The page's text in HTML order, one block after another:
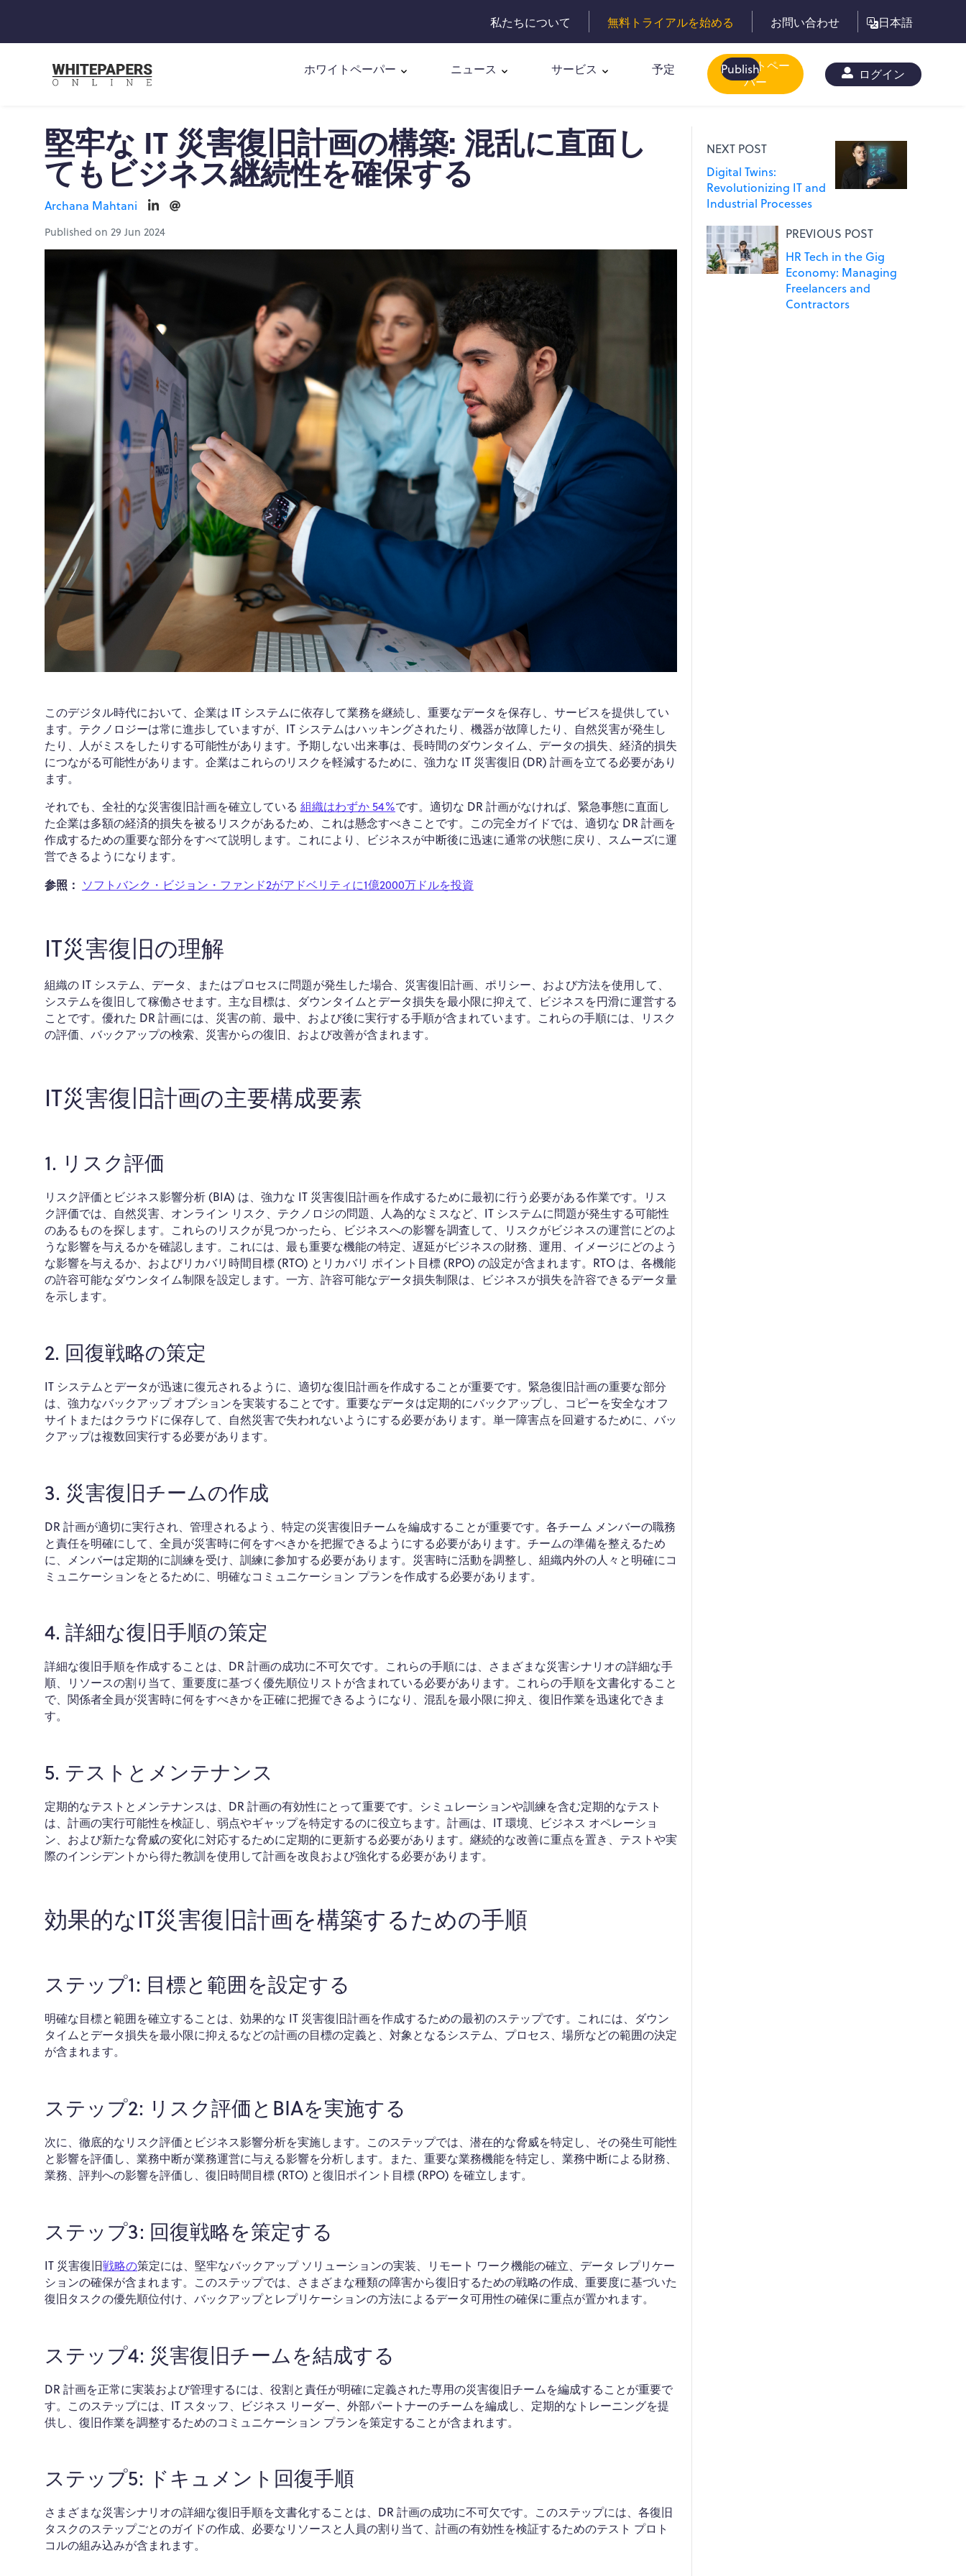
私たちについて 無料トライアルを始める お問い合わせ 日本語
ホワイトペーパー ニュース サービス 予定 Publish
ホワイトペー
パー
ログイン
堅牢な IT 災害復旧計画の構築: 混乱に直面し
てもビジネス継続性を確保する
Archana Mahtani
Published on 29 Jun 2024
このデジタル時代において、企業は IT システムに依存して業務を継続し、重要なデータを保存し、サービスを提供してい
ます。テクノロジーは常に進歩していますが、IT システムはハッキングされたり、機器が故障したり、自然災害が発生し
たり、人がミスをしたりする可能性があります。予期しない出来事は、長時間のダウンタイム、データの損失、経済的損失
につながる可能性があります。企業はこれらのリスクを軽減するために、強力な IT 災害復旧 (DR) 計画を立てる必要があり
ます。
それでも、 全社的な災害復旧計画を確立している 組織はわずか 54%です。適切な DR 計画がなければ、緊急事態に直面し
た企業は多額の経済的損失を被るリスクがあるため、これは懸念すべきことです。この完全ガイドでは、適切な DR 計画を
作成するための重要な部分をすべて説明します。これにより、ビジネスが中断後に迅速に通常の状態に戻り、スムーズに運
営できるようになります。
参照： ソフトバンク・ビジョン・ファンド2がアドベリティに1億2000万ドルを投資
IT災害復旧の理解
組織の IT システム、データ、またはプロセスに問題が発生した場合、災害復旧計画、ポリシー、および方法を使用して、
システムを復旧して稼働させます。主な目標は、ダウンタイムとデータ損失を最小限に抑えて、ビジネスを円滑に運営する
ことです。優れた DR 計画には、災害の前、最中、および後に実行する手順が含まれています。これらの手順には、リスク
の評価、バックアップの検索、災害からの復旧、および改善が含まれます。
IT災害復旧計画の主要構成要素
1. リスク評価
リスク評価とビジネス影響分析 (BIA) は、強力な IT 災害復旧計画を作成するために最初に行う必要がある作業です。リス
ク評価では、自然災害、オンライン リスク、テクノロジの問題、人為的なミスなど、IT システムに問題が発生する可能性
のあるものを探します。これらのリスクが見つかったら、ビジネスへの影響を調査して、リスクがビジネスの運営にどのよ
うな影響を与えるかを確認します。これには、最も重要な機能の特定、遅延がビジネスの財務、運用、イメージにどのよう
な影響を与えるか、およびリカバリ時間目標 (RTO) とリカバリ ポイント目標 (RPO) の設定が含まれます。RTO は、各機能
の許容可能なダウンタイム制限を設定します。一方、許容可能なデータ損失制限は、ビジネスが損失を許容できるデータ量
を示します。
2. 回復戦略の策定
IT システムとデータが迅速に復元されるように、適切な復旧計画を作成することが重要です。緊急復旧計画の重要な部分
は、強力なバックアップ オプションを実装することです。重要なデータは定期的にバックアップし、コピーを安全なオフ
サイトまたはクラウドに保存して、自然災害で失われないようにする必要があります。単一障害点を回避するために、バッ
クアップは複数回実行する必要があります。
3. 災害復旧チームの作成
DR 計画が適切に実行され、管理されるよう、特定の災害復旧チームを編成することが重要です。各チーム メンバーの職務
と責任を明確にして、全員が災害時に何をすべきかを把握できるようにする必要があります。チームの準備を整えるため
に、メンバーは定期的に訓練を受け、訓練に参加する必要があります。災害時に活動を調整し、組織内外の人々と明確にコ
ミュニケーションをとるために、明確なコミュニケーション プランを作成する必要があります。
4. 詳細な復旧手順の策定
詳細な復旧手順を作成することは、DR 計画の成功に不可欠です。これらの手順には、さまざまな災害シナリオの詳細な手
順、リソースの割り当て、重要度に基づく優先順位リストが含まれている必要があります。これらの手順を文書化すること
で、関係者全員が災害時に何をすべきかを正確に把握できるようになり、混乱を最小限に抑え、復旧作業を迅速化できま
す。
5. テストとメンテナンス
定期的なテストとメンテナンスは、DR 計画の有効性にとって重要です。シミュレーションや訓練を含む定期的なテスト
は、計画の実行可能性を検証し、弱点やギャップを特定するのに役立ちます。計画は、IT 環境、ビジネス オペレーショ
ン、および新たな脅威の変化に対応するために定期的に更新する必要があります。継続的な改善に重点を置き、テストや実
際のインシデントから得た教訓を使用して計画を改良および強化する必要があります。
効果的なIT災害復旧計画を構築するための手順
ステップ1: 目標と範囲を設定する
明確な目標と範囲を確立することは、効果的な IT 災害復旧計画を作成するための最初のステップです。これには、ダウン
タイムとデータ損失を最小限に抑えるなどの計画の目標の定義と、対象となるシステム、プロセス、場所などの範囲の決定
が含まれます。
ステップ2: リスク評価とBIAを実施する
次に、徹底的なリスク評価とビジネス影響分析を実施します。このステップでは、潜在的な脅威を特定し、その発生可能性
と影響を評価し、業務中断が業務運営に与える影響を分析します。また、重要な業務機能を特定し、業務中断による財務、
業務、評判への影響を評価し、復旧時間目標 (RTO) と復旧ポイント目標 (RPO) を確立します。
ステップ3: 回復戦略を策定する
IT 災害復旧戦略の策定には、堅牢なバックアップ ソリューションの実装、リモート ワーク機能の確立、データ レプリケー
ションの確保が含まれます。このステップでは、さまざまな種類の障害から復旧するための戦略の作成、重要度に基づいた
復旧タスクの優先順位付け、バックアップとレプリケーションの方法によるデータ可用性の確保に重点が置かれます。
ステップ4: 災害復旧チームを結成する
DR 計画を正常に実装および管理するには、役割と責任が明確に定義された専用の災害復旧チームを編成することが重要で
す。このステップには、IT スタッフ、ビジネス リーダー、外部パートナーのチームを編成し、定期的なトレーニングを提
供し、復旧作業を調整するためのコミュニケーション プランを策定することが含まれます。
ステップ5: ドキュメント回復手順
さまざまな災害シナリオの詳細な復旧手順を文書化することは、DR 計画の成功に不可欠です。このステップには、各復旧
タスクのステップごとのガイドの作成、必要なリソースと人員の割り当て、計画の有効性を検証するためのテスト プロト
コルの組み込みが含まれます。
NEXT POST
Digital Twins:
Revolutionizing IT and
Industrial Processes
PREVIOUS POST
HR Tech in the Gig
Economy: Managing
Freelancers and
Contractors